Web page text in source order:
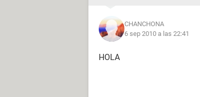
CHANCHONA
6 sep 2010 a las 22:41
HOLA